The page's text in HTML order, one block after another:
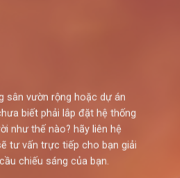
sân vườn rộng hoặc dự án
biết phải lắp đặt hệ thống
như thế nào? hãy liên hệ
tư vấn trực tiếp cho bạn giải
chiếu sáng của bạn.